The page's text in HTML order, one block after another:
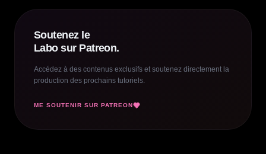
Soutenez le
Labo sur Patreon.
Accédez à des contenus exclusifs et soutenez directement la
production des prochains tutoriels.
ME SOUTENIR SUR PATREON